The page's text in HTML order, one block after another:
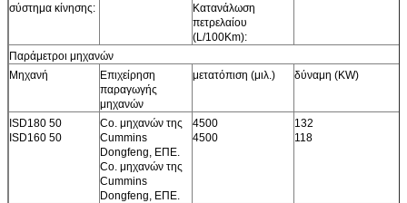
σύστημα κίνησης:
Κατανάλωση
πετρελαίου
(L/100Km):
Παράμετροι μηχανών
Μηχανή
Επιχείρηση
παραγωγής
μηχανών
μετατόπιση (μιλ.) δύναμη (KW)
ISD180 50
ISD160 50
Co. μηχανών της
Cummins
Dongfeng, ΕΠΕ.
Co. μηχανών της
Cummins
Dongfeng, ΕΠΕ.
4500
4500
132
118